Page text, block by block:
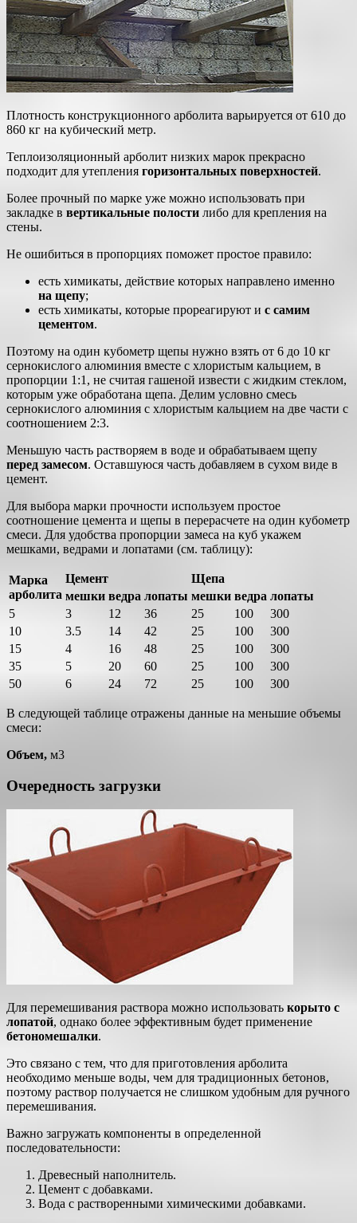
Плотность конструкционного арболита варьируется от 610 до
860 кг на кубический метр.
Теплоизоляционный арболит низких марок прекрасно
подходит для утепления горизонтальных поверхностей.
Более прочный по марке уже можно использовать при
закладке в вертикальные полости либо для крепления на
стены.
Не ошибиться в пропорциях поможет простое правило:
есть химикаты, действие которых направлено именно
на щепу;
есть химикаты, которые прореагируют и с самим
цементом.
Поэтому на один кубометр щепы нужно взять от 6 до 10 кг
сернокислого алюминия вместе с хлористым кальцием, в
пропорции 1:1, не считая гашеной извести с жидким стеклом,
которым уже обработана щепа. Делим условно смесь
сернокислого алюминия с хлористым кальцием на две части с
соотношением 2:3.
Меньшую часть растворяем в воде и обрабатываем щепу
перед замесом. Оставшуюся часть добавляем в сухом виде в
цемент.
Для выбора марки прочности используем простое
соотношение цемента и щепы в перерасчете на один кубометр
смеси. Для удобства пропорции замеса на куб укажем
мешками, ведрами и лопатами (см. таблицу):
Марка
арболита
Цемент
Щепа
мешки ведра лопаты мешки ведра лопаты
5
3 12 36 25 100
300
10
3.5 14 42 25 100
300
15
4 16 48 25 100
300
35
5 20 60 25 100
300
50
6 24 72 25 100 300
В следующей таблице отражены данные на меньшие объемы
смеси:
Объем, м3
Очередность загрузки
Для перемешивания раствора можно использовать корыто с
лопатой, однако более эффективным будет применение
бетономешалки.
Это связано с тем, что для приготовления арболита
необходимо меньше воды, чем для традиционных бетонов,
поэтому раствор получается не слишком удобным для ручного
перемешивания.
Важно загружать компоненты в определенной
последовательности:
Древесный наполнитель.
Цемент с добавками.
Вода с растворенными химическими добавками.